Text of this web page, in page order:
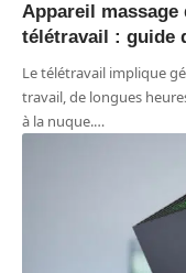
Appareil massage
télétravail : guide
Le télétravail implique
travail, de longues
à la nuque.…